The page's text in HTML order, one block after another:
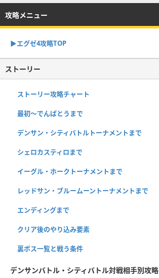
攻略メニュー
▶︎エグゼ4攻略TOP
ストーリー
ストーリー攻略チャート
最初～でんぱとうまで
デンサン・シティバトルトーナメントまで
シェロカスティロまで
イーグル・ホークトーナメントまで
レッドサン・ブルームーントーナメントまで
エンディングまで
クリア後のやり込み要素
裏ボス一覧と戦う条件
デンサンバトル・シティバトル対戦相手別攻略